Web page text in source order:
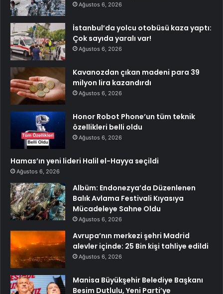
Ağustos 6, 2026
İstanbul’da yolcu otobüsü kaza yaptı:
Çok sayıda yaralı var!
Ağustos 6, 2026
Kavanozdan çıkan madeni para 39
milyon lira kazandırdı
Ağustos 6, 2026
Honor Robot Phone’un tüm teknik
özellikleri belli oldu
Ağustos 6, 2026
Hamas’ın yeni lideri Halil el-Hayya seçildi
Ağustos 6, 2026
Albüm: Endonezya’da Düzenlenen
Balık Avlama Festivali Kıyasıya
Mücadeleye Sahne Oldu
Ağustos 6, 2026
Avrupa’nın merkezi şehri Madrid
alevler içinde: 25 Bin kişi tahliye edildi
Ağustos 6, 2026
Manisa Büyükşehir Belediye Başkanı
Besim Dutlulu, Yeni Parti’ye